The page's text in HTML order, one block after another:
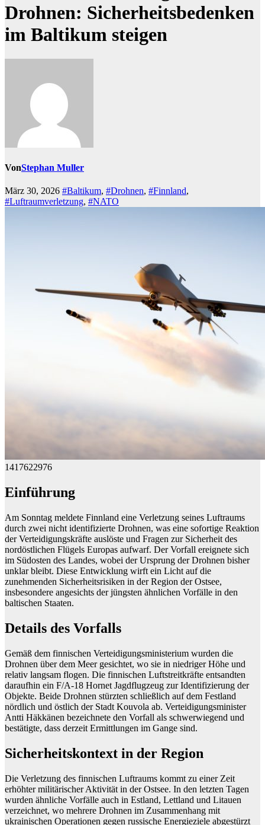
Drohnen: Sicherheitsbedenken
im Baltikum steigen
VonStephan Muller
März 30, 2026 #Baltikum, #Drohnen, #Finnland,
#Luftraumverletzung, #NATO
1417622976
Einführung
Am Sonntag meldete Finnland eine Verletzung seines Luftraums
durch zwei nicht identifizierte Drohnen, was eine sofortige Reaktion
der Verteidigungskräfte auslöste und Fragen zur Sicherheit des
nordöstlichen Flügels Europas aufwarf. Der Vorfall ereignete sich
im Südosten des Landes, wobei der Ursprung der Drohnen bisher
unklar bleibt. Diese Entwicklung wirft ein Licht auf die
zunehmenden Sicherheitsrisiken in der Region der Ostsee,
insbesondere angesichts der jüngsten ähnlichen Vorfälle in den
baltischen Staaten.
Details des Vorfalls
Gemäß dem finnischen Verteidigungsministerium wurden die
Drohnen über dem Meer gesichtet, wo sie in niedriger Höhe und
relativ langsam flogen. Die finnischen Luftstreitkräfte entsandten
daraufhin ein F/A-18 Hornet Jagdflugzeug zur Identifizierung der
Objekte. Beide Drohnen stürzten schließlich auf dem Festland
nördlich und östlich der Stadt Kouvola ab. Verteidigungsminister
Antti Häkkänen bezeichnete den Vorfall als schwerwiegend und
bestätigte, dass derzeit Ermittlungen im Gange sind.
Sicherheitskontext in der Region
Die Verletzung des finnischen Luftraums kommt zu einer Zeit
erhöhter militärischer Aktivität in der Ostsee. In den letzten Tagen
wurden ähnliche Vorfälle auch in Estland, Lettland und Litauen
verzeichnet, wo mehrere Drohnen im Zusammenhang mit
ukrainischen Operationen gegen russische Energieziele abgestürzt